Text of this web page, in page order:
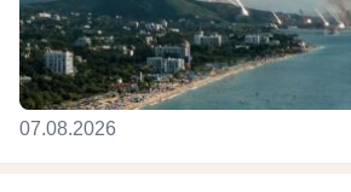
07.08.2026